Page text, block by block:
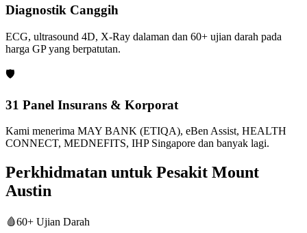
Diagnostik Canggih
ECG, ultrasound 4D, X-Ray dalaman dan 60+ ujian darah pada
harga GP yang berpatutan.
🛡️
31 Panel Insurans & Korporat
Kami menerima MAY BANK (ETIQA), eBen Assist, HEALTH
CONNECT, MEDNEFITS, IHP Singapore dan banyak lagi.
Perkhidmatan untuk Pesakit Mount
Austin
🩸60+ Ujian Darah